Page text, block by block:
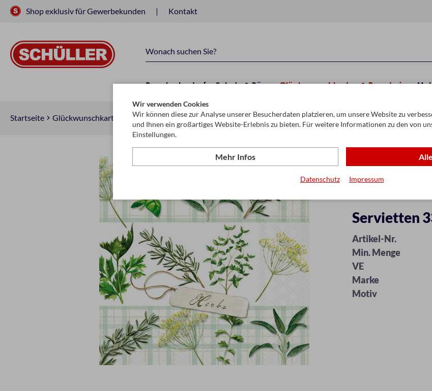
Shop exklusiv für Gewerbekunden Kontakt
Raucherbedarf Schule & Büro Glückwunschkarten & Papeterie
Startseite Glückwunschkarten & Papeterie Servietten Servietten 33 x 33 cm
Servietten
Artikel-Nr.
Min. Menge
VE
Marke
Motiv
Wir verwenden Cookies
Wir können diese zur Analyse unserer Besucherdaten platzieren, um unsere Website zu
und Ihnen ein großartiges Website-Erlebnis zu bieten. Für weitere Informationen zu den von
Einstellungen.
Mehr Infos
Datenschutz Impressum